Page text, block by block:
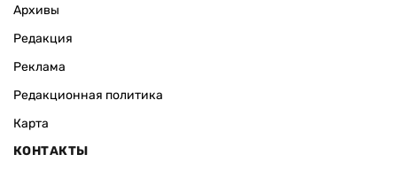
Архивы
Редакция
Реклама
Редакционная политика
Карта
КОНТАКТЫ